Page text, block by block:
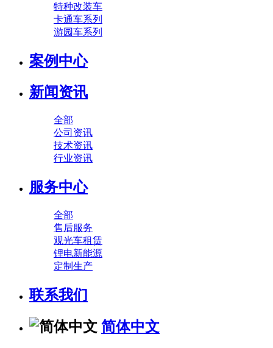
特种改装车
卡通车系列
游园车系列
案例中心
新闻资讯
全部
公司资讯
技术资讯
行业资讯
服务中心
全部
售后服务
观光车租赁
锂电新能源
定制生产
联系我们
简体中文